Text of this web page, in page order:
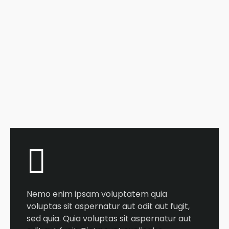
Nemo enim ipsam voluptatem quia
voluptas sit aspernatur aut odit aut fugit,
sed quia. Quia voluptas sit aspernatur aut